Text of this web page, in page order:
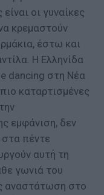
οι γυναίκες
κρεμαστούν
έστω και
Η Ελληνίδα
dancing στη Νέα
καταρτισμένες
εμφάνιση, δεν
στα πέντε
αυτή τη
γωνιά του
αναστάτωση στο